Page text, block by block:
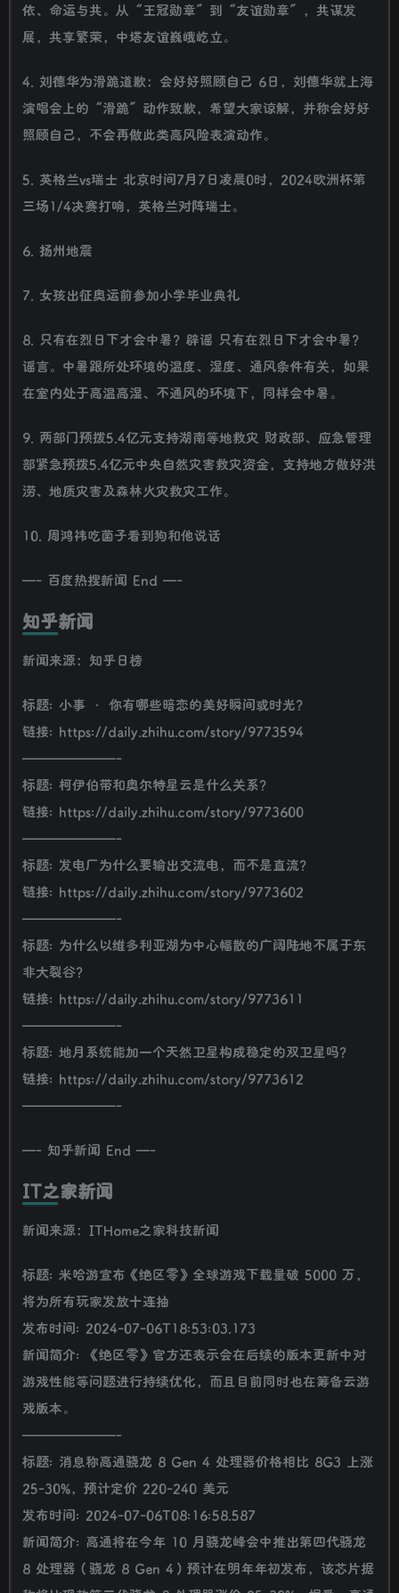
依、命运与共。从“王冠勋章”到“友谊勋章”，共谋发
展，共享繁荣，中塔友谊巍峨屹立。
4. 刘德华为滑跪道歉：会好好照顾自己 6日，刘德华就上海
演唱会上的“滑跪”动作致歉，希望大家谅解，并称会好好
照顾自己，不会再做此类高风险表演动作。
5. 英格兰vs瑞士 北京时间7月7日凌晨0时，2024欧洲杯第
三场1/4决赛打响，英格兰对阵瑞士。
6. 扬州地震
7. 女孩出征奥运前参加小学毕业典礼
8. 只有在烈日下才会中暑？辟谣 只有在烈日下才会中暑？
谣言。中暑跟所处环境的温度、湿度、通风条件有关，如果
在室内处于高温高湿、不通风的环境下，同样会中暑。
9. 两部门预拨5.4亿元支持湖南等地救灾 财政部、应急管理
部紧急预拨5.4亿元中央自然灾害救灾资金，支持地方做好洪
涝、地质灾害及森林火灾救灾工作。
10. 周鸿祎吃菌子看到狗和他说话
—- 百度热搜新闻 End —-
知乎新闻
新闻来源：知乎日榜
标题: 小事 · 你有哪些暗恋的美好瞬间或时光？
链接: https://daily.zhihu.com/story/9773594
———————-
标题: 柯伊伯带和奥尔特星云是什么关系？
链接: https://daily.zhihu.com/story/9773600
———————-
标题: 发电厂为什么要输出交流电，而不是直流？
链接: https://daily.zhihu.com/story/9773602
———————-
标题: 为什么以维多利亚湖为中心幅散的广阔陆地不属于东
非大裂谷？
链接: https://daily.zhihu.com/story/9773611
———————-
标题: 地月系统能加一个天然卫星构成稳定的双卫星吗？
链接: https://daily.zhihu.com/story/9773612
———————-
—- 知乎新闻 End —-
IT之家新闻
新闻来源：ITHome之家科技新闻
标题: 米哈游宣布《绝区零》全球游戏下载量破 5000 万，
将为所有玩家发放十连抽
发布时间: 2024-07-06T18:53:03.173
新闻简介: 《绝区零》官方还表示会在后续的版本更新中对
游戏性能等问题进行持续优化，而且目前同时也在筹备云游
戏版本。
———————-
标题: 消息称高通骁龙 8 Gen 4 处理器价格相比 8G3 上涨
25-30%，预计定价 220-240 美元
发布时间: 2024-07-06T08:16:58.587
新闻简介: 高通将在今年 10 月骁龙峰会中推出第四代骁龙
8 处理器（骁龙 8 Gen 4）预计在明年年初发布，该芯片据